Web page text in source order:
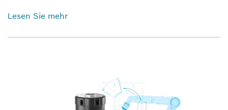
Lesen Sie mehr